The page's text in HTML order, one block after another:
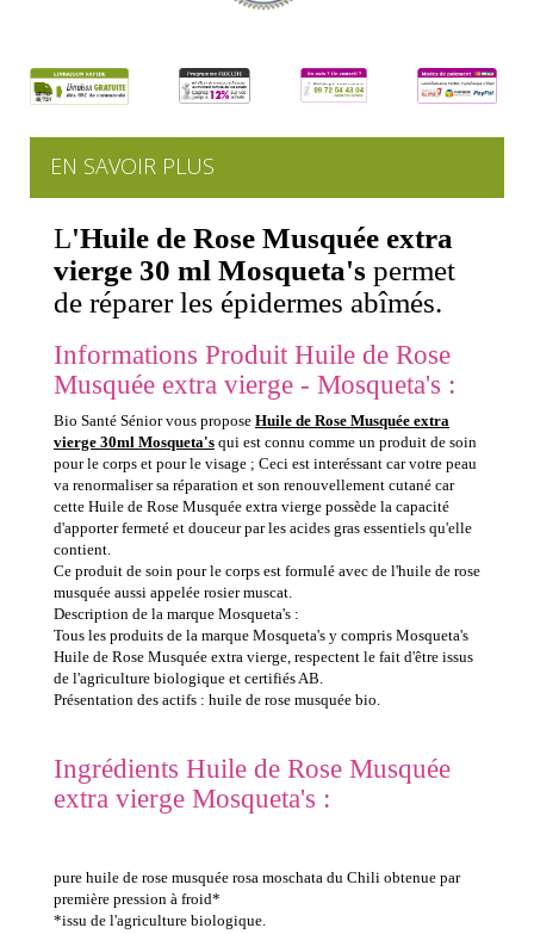
EN SAVOIR PLUS
L'Huile de Rose Musquée extra
vierge 30 ml Mosqueta's permet
de réparer les épidermes abîmés.
Informations Produit Huile de Rose
Musquée extra vierge - Mosqueta's :
Bio Santé Sénior vous propose Huile de Rose Musquée extra
vierge 30ml Mosqueta's qui est connu comme un produit de soin
pour le corps et pour le visage ; Ceci est interéssant car votre peau
va renormaliser sa réparation et son renouvellement cutané car
cette Huile de Rose Musquée extra vierge possède la capacité
d'apporter fermeté et douceur par les acides gras essentiels qu'elle
contient.
Ce produit de soin pour le corps est formulé avec de l'huile de rose
musquée aussi appelée rosier muscat.
Description de la marque Mosqueta's :
Tous les produits de la marque Mosqueta's y compris Mosqueta's
Huile de Rose Musquée extra vierge, respectent le fait d'être issus
de l'agriculture biologique et certifiés AB.
Présentation des actifs : huile de rose musquée bio.
Ingrédients Huile de Rose Musquée
extra vierge Mosqueta's :
pure huile de rose musquée rosa moschata du Chili obtenue par
première pression à froid*
*issu de l'agriculture biologique.